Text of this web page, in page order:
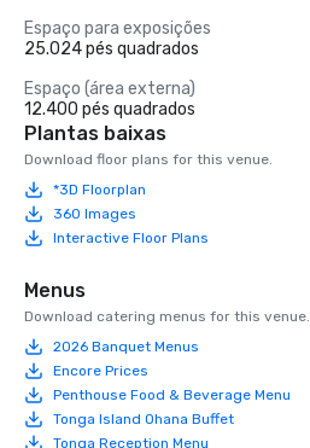
Espaço para exposições
25.024 pés quadrados
Espaço (área externa)
12.400 pés quadrados
Plantas baixas
Download floor plans for this venue.
*3D Floorplan
360 Images
Interactive Floor Plans
Menus
Download catering menus for this venue.
2026 Banquet Menus
Encore Prices
Penthouse Food & Beverage Menu
Tonga Island Ohana Buffet
Tonga Reception Menu